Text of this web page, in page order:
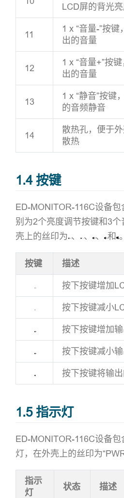
LCD屏的背光
11
1 x “音量-”按
出的音量
12
1 x “音量+”按
出的音量
13
1 x “静音”按键
的音频静音
14
散热孔，便于
散热
1.4 按键
ED-MONITOR-116C设备
别为2个亮度调节按键和3
壳上的丝印为 、 、 、 和 。
按键 描述
按下按键增加
按下按键减小
按下按键增加
按下按键减小
按下按键将输
1.5 指示灯
ED-MONITOR-116C设备
灯，在外壳上的丝印为
指示
灯
状态 描述